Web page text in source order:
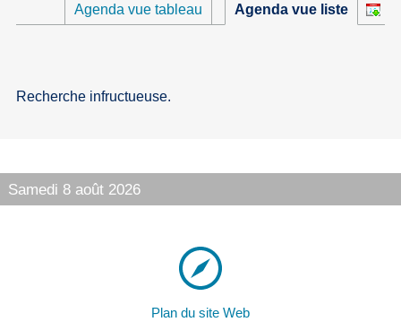
Agenda vue tableau Agenda vue liste
Recherche infructueuse.
Samedi 8 août 2026
Plan du site Web